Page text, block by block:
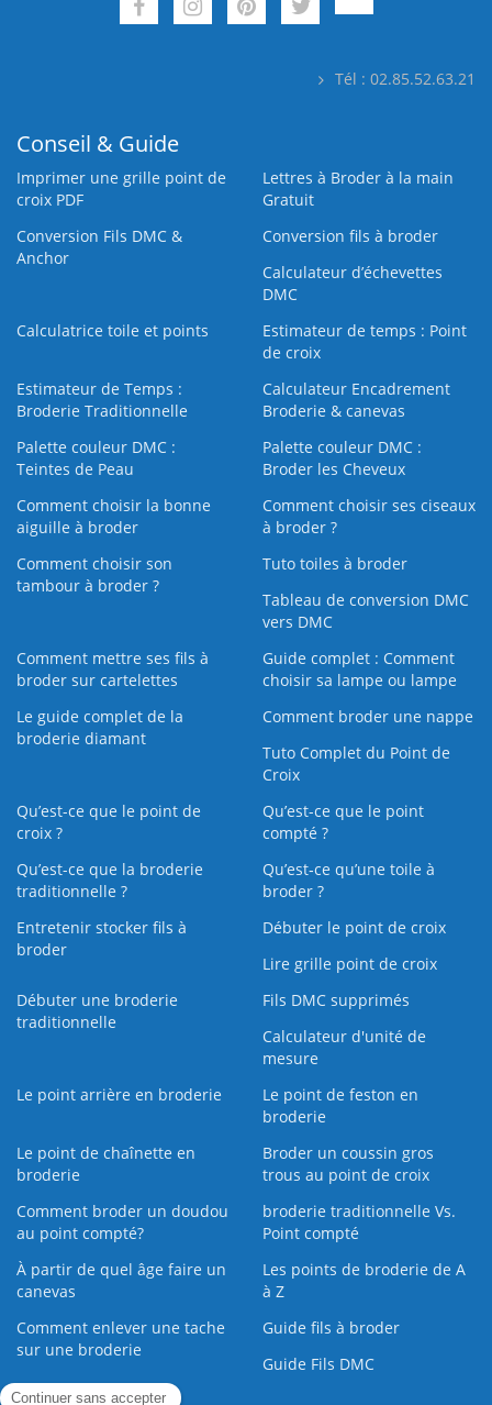
Tél : 02.85.52.63.21
Conseil & Guide
Imprimer une grille point de
croix PDF
Lettres à Broder à la main
Gratuit
Conversion Fils DMC &
Anchor
Conversion fils à broder
Calculateur d’échevettes
DMC
Calculatrice toile et points
Estimateur de temps : Point
de croix
Estimateur de Temps :
Broderie Traditionnelle
Calculateur Encadrement
Broderie & canevas
Palette couleur DMC :
Teintes de Peau
Palette couleur DMC :
Broder les Cheveux
Comment choisir la bonne
aiguille à broder
Comment choisir ses ciseaux
à broder ?
Comment choisir son
tambour à broder ?
Tuto toiles à broder
Tableau de conversion DMC
vers DMC
Comment mettre ses fils à
broder sur cartelettes
Guide complet : Comment
choisir sa lampe ou lampe
Le guide complet de la
broderie diamant
Comment broder une nappe
Tuto Complet du Point de
Croix
Qu’est-ce que le point de
croix ?
Qu’est-ce que le point
compté ?
Qu’est-ce que la broderie
traditionnelle ?
Qu’est‑ce qu’une toile à
broder ?
Entretenir stocker fils à
broder
Débuter le point de croix
Lire grille point de croix
Débuter une broderie
traditionnelle
Fils DMC supprimés
Calculateur d'unité de
mesure
Le point arrière en broderie
Le point de feston en
broderie
Le point de chaînette en
broderie
Broder un coussin gros
trous au point de croix
Comment broder un doudou
au point compté?
broderie traditionnelle Vs.
Point compté
À partir de quel âge faire un
canevas
Les points de broderie de A
à Z
Comment enlever une tache
sur une broderie
Guide fils à broder
Guide Fils DMC
Guide de la Broderie